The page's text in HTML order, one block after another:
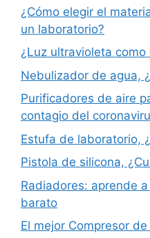
¿Cómo elegir el
un laboratorio?
¿Luz ultravioleta
Nebulizador de agua,
Purificadores de aire
contagio del
Estufa de laboratorio,
Pistola de silicona,
Radiadores: aprende
barato
El mejor Compresor